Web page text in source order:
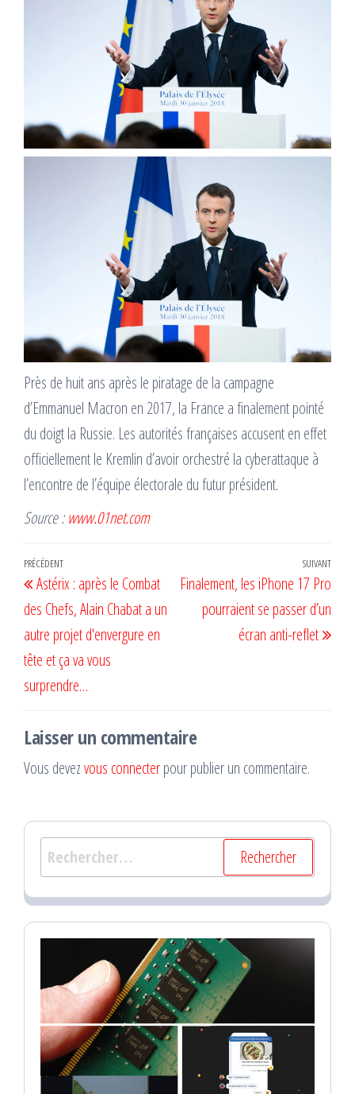
Près de huit ans après le piratage de la campagne
d’Emmanuel Macron en 2017, la France a finalement pointé
du doigt la Russie. Les autorités françaises accusent en effet
officiellement le Kremlin d’avoir orchestré la cyberattaque à
l’encontre de l’équipe électorale du futur président.
Source :www.01net.com
Navigation
de
l’article
Article
précédent
PRÉCÉDENT
Astérix : après le Combat
des Chefs, Alain Chabat a un
autre projet d'envergure en
tête et ça va vous
surprendre…
SUIVANT
Finalement, les iPhone 17 Pro
pourraient se passer d’un
écran anti-reflet
Laisser un commentaire
Vous devezvous connecterpour publier un commentaire.
Rechercher :